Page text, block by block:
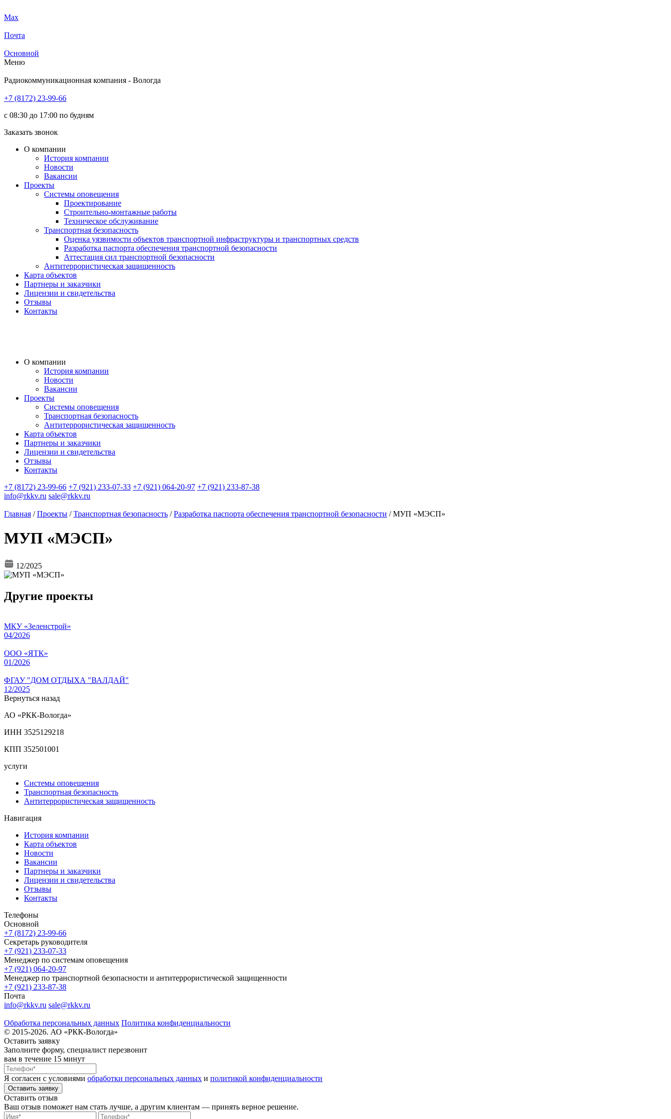
Max
Почта
Основной
Меню
Радиокоммуникационная компания - Вологда
+7 (8172) 23-99-66
с 08:30 до 17:00 по будням
Заказать звонок
О компании
История компании
Новости
Вакансии
Проекты
Системы оповещения
Проектирование
Строительно-монтажные работы
Техническое обслуживание
Транспортная безопасность
Оценка уязвимости объектов транспортной инфраструктуры и транспортных средств
Разработка паспорта обеспечения транспортной безопасности
Аттестация сил транспортной безопасности
Антитеррористическая защищенность
Карта объектов
Партнеры и заказчики
Лицензии и свидетельства
Отзывы
Контакты
О компании
История компании
Новости
Вакансии
Проекты
Системы оповещения
Транспортная безопасность
Антитеррористическая защищенность
Карта объектов
Партнеры и заказчики
Лицензии и свидетельства
Отзывы
Контакты
+7 (8172) 23-99-66 +7 (921) 233-07-33 +7 (921) 064-20-97 +7 (921) 233-87-38
info@rkkv.ru sale@rkkv.ru
Главная /Проекты /Транспортная безопасность /Разработка паспорта обеспечения транспортной безопасности /МУП «МЭСП»
МУП «МЭСП»
12/2025
Другие проекты
МКУ «Зеленстрой»
04/2026
ООО «ЯТК»
01/2026
ФГАУ "ДОМ ОТДЫХА "ВАЛДАЙ"
12/2025
Вернуться назад
АО «РКК-Вологда»
ИНН 3525129218
КПП 352501001
услуги
Системы оповещения
Транспортная безопасность
Антитеррористическая защищенность
Навигация
История компании
Карта объектов
Новости
Вакансии
Партнеры и заказчики
Лицензии и свидетельства
Отзывы
Контакты
Телефоны
Основной
+7 (8172) 23-99-66
Секретарь руководителя
+7 (921) 233-07-33
Менеджер по системам оповещения
+7 (921) 064-20-97
Менеджер по транспортной безопасности и антитеррористической защищенности
+7 (921) 233-87-38
Почта
info@rkkv.ru sale@rkkv.ru
Обработка персональных данных Политика конфиденциальности
© 2015-2026. АО «РКК-Вологда»
Оставить заявку
Заполните форму, специалист перезвонит
вам в течение 15 минут
Я согласен с условиями обработки персональных данных и политикой конфиденциальности
Оставить заявку
Оставить отзыв
Ваш отзыв поможет нам стать лучше, а другим клиентам — принять верное решение.